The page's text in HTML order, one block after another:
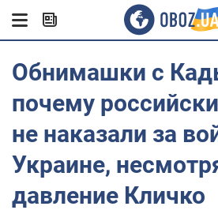
Обнимашки с
почему
не наказали за
Украине,
давление Кличко